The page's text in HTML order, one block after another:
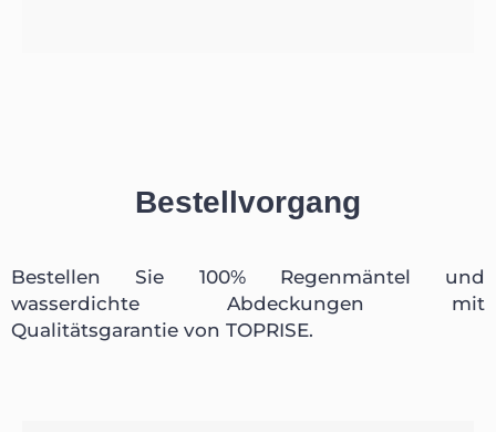
Bestellvorgang
Bestellen Sie 100% Regenmäntel und
wasserdichte Abdeckungen mit
Qualitätsgarantie von TOPRISE.